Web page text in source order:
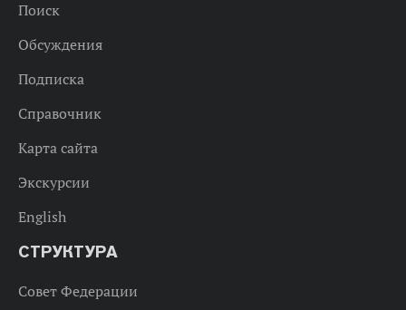
Поиск
Обсуждения
Подписка
Справочник
Карта сайта
Экскурсии
English
СТРУКТУРА
Совет Федерации